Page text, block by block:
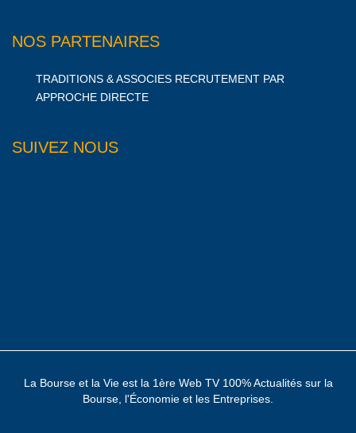
NOS PARTENAIRES
TRADITIONS & ASSOCIES RECRUTEMENT PAR
APPROCHE DIRECTE
SUIVEZ NOUS
La Bourse et la Vie est la 1ère Web TV 100% Actualités sur la
Bourse, l'Économie et les Entreprises.